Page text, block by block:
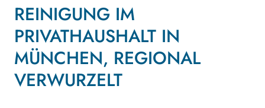
REINIGUNG IM
PRIVATHAUSHALT IN
MÜNCHEN, REGIONAL
VERWURZELT